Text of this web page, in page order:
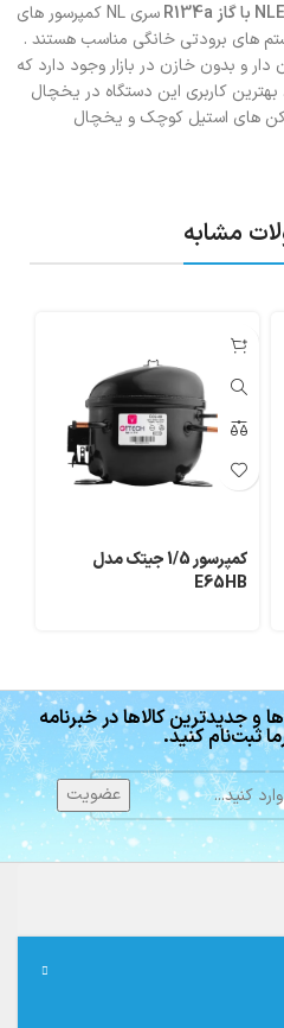
سری NL کمپرسور های
های برودتی خانگی مناسب هستند .
و بدون خازن در بازار وجود دارد که
کاربری این دستگاه در یخچال
های استیل کوچک و یخچال
مشابه
کمپرسور 1/5 جیتک مدل
E65HB
و جدیدترین کالاها در خبرنامه
ثبت‌نام کنید.